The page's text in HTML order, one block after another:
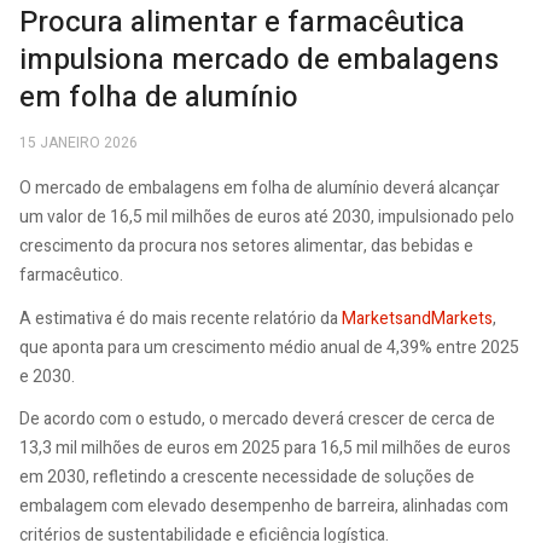
Procura alimentar e farmacêutica
impulsiona mercado de embalagens
em folha de alumínio
15 JANEIRO 2026
O mercado de embalagens em folha de alumínio deverá alcançar
um valor de 16,5 mil milhões de euros até 2030, impulsionado pelo
crescimento da procura nos setores alimentar, das bebidas e
farmacêutico.
A estimativa é do mais recente relatório daMarketsandMarkets,
que aponta para um crescimento médio anual de 4,39% entre 2025
e 2030.
De acordo com o estudo, o mercado deverá crescer de cerca de
13,3 mil milhões de euros em 2025 para 16,5 mil milhões de euros
em 2030, refletindo a crescente necessidade de soluções de
embalagem com elevado desempenho de barreira, alinhadas com
critérios de sustentabilidade e eficiência logística.